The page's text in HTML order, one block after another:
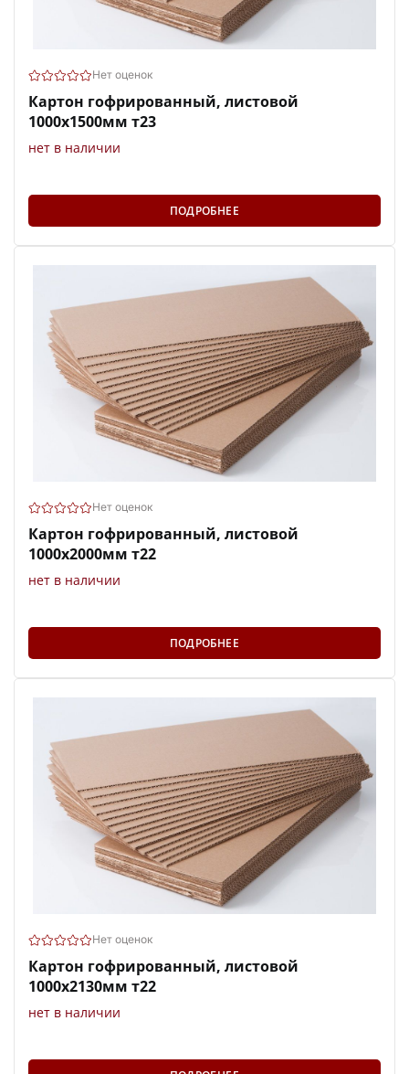
Нет оценок
Картон гофрированный, листовой
1000х1500мм т23
нет в наличии
ПОДРОБНЕЕ
Нет оценок
Картон гофрированный, листовой
1000х2000мм т22
нет в наличии
ПОДРОБНЕЕ
Нет оценок
Картон гофрированный, листовой
1000х2130мм т22
нет в наличии